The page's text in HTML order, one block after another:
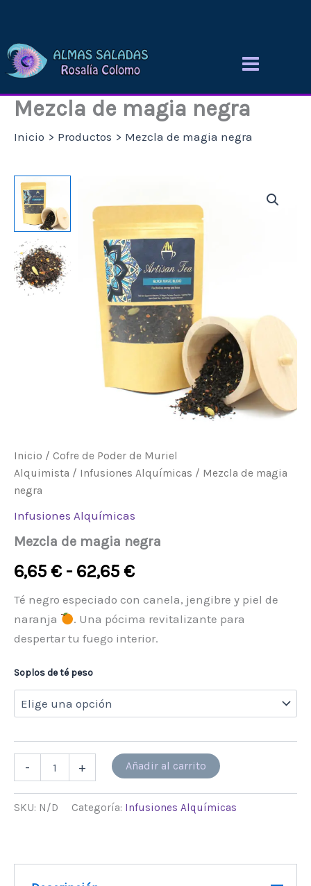
contenido
Mezcla de magia negra
Inicio Productos Mezcla de magia negra
Inicio / Cofre de Poder de Muriel
Alquimista / Infusiones Alquímicas / Mezcla de magia
negra
Infusiones Alquímicas
Mezcla de magia negra
6,65 € - 62,65 €
de
precios:
desde
6,65 €
hasta
62,65 €
Té negro especiado con canela, jengibre y piel de
naranja
. Una pócima revitalizante para
despertar tu fuego interior.
Soplos de té peso
-
Mezcla
de
magia
negra
cantidad
+ Añadir al carrito
SKU: N/D Categoría: Infusiones Alquímicas